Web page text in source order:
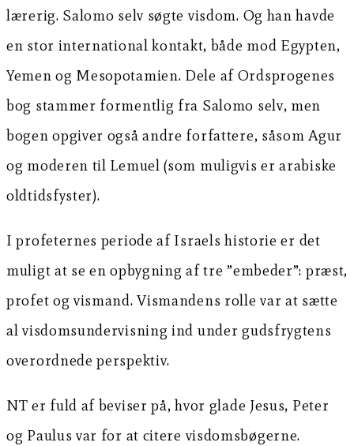
lærerig. Salomo selv søgte visdom. Og han havde
en stor international kontakt, både mod Egypten,
Yemen og Mesopotamien. Dele af Ordsprogenes
bog stammer formentlig fra Salomo selv, men
bogen opgiver også andre forfattere, såsom Agur
og moderen til Lemuel (som muligvis er arabiske
oldtidsfyster).
I profeternes periode af Israels historie er det
muligt at se en opbygning af tre ”embeder”: præst,
profet og vismand. Vismandens rolle var at sætte
al visdomsundervisning ind under gudsfrygtens
overordnede perspektiv.
NT er fuld af beviser på, hvor glade Jesus, Peter
og Paulus var for at citere visdomsbøgerne.